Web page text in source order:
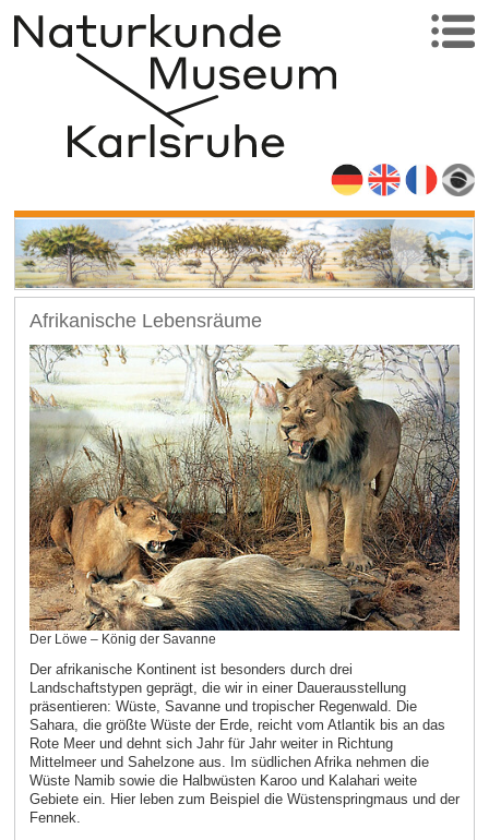
Afrikanische Lebensräume
Der Löwe – König der Savanne
Der afrikanische Kontinent ist besonders durch drei
Landschaftstypen geprägt, die wir in einer Dauerausstellung
präsentieren: Wüste, Savanne und tropischer Regenwald. Die
Sahara, die größte Wüste der Erde, reicht vom Atlantik bis an das
Rote Meer und dehnt sich Jahr für Jahr weiter in Richtung
Mittelmeer und Sahelzone aus. Im südlichen Afrika nehmen die
Wüste Namib sowie die Halbwüsten Karoo und Kalahari weite
Gebiete ein. Hier leben zum Beispiel die Wüstenspringmaus und der
Fennek.